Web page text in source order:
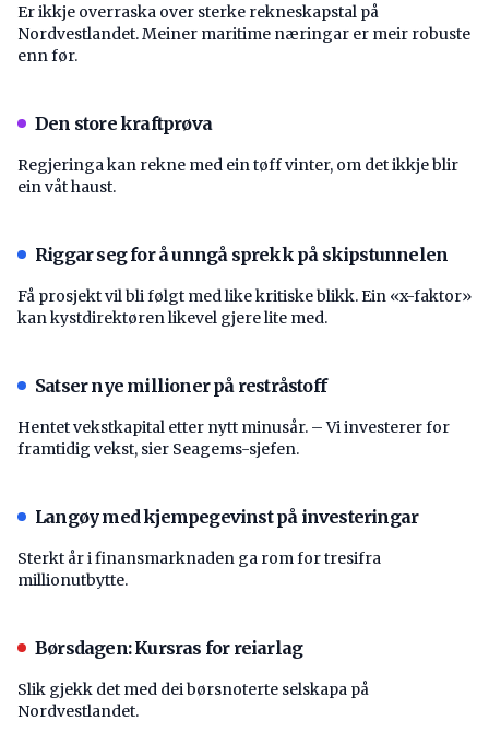
Er ikkje overraska over sterke rekneskapstal på
Nordvestlandet. Meiner maritime næringar er meir robuste
enn før.
Den store kraftprøva
Regjeringa kan rekne med ein tøff vinter, om det ikkje blir
ein våt haust.
Riggar seg for å unngå sprekk på skipstunnelen
Få prosjekt vil bli følgt med like kritiske blikk. Ein «x-faktor»
kan kystdirektøren likevel gjere lite med.
Satser nye millioner på restråstoff
Hentet vekstkapital etter nytt minusår. – Vi investerer for
framtidig vekst, sier Seagems-sjefen.
Langøy med kjempegevinst på investeringar
Sterkt år i finansmarknaden ga rom for tresifra
millionutbytte.
Børsdagen: Kursras for reiarlag
Slik gjekk det med dei børsnoterte selskapa på
Nordvestlandet.